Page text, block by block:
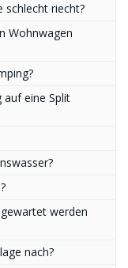
schlecht riecht?
Wohnwagen
auf eine Split
werden
nach?